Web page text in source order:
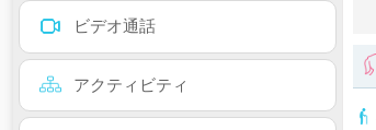
ビデオ通話
アクティビティ